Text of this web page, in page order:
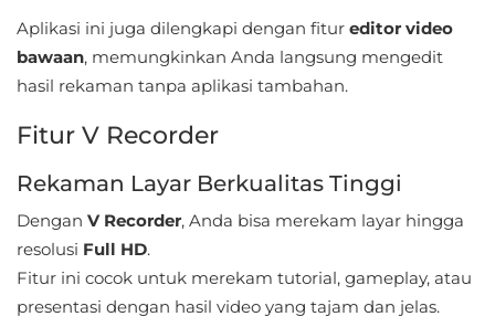
Simulation
Sports
Standalone
Story-
Strategi
Trivia
Aplikasi ini juga dilengkapi dengan fitur editor video
bawaan, memungkinkan Anda langsung mengedit
hasil rekaman tanpa aplikasi tambahan.
Fitur V Recorder
Rekaman Layar Berkualitas Tinggi
Dengan V Recorder, Anda bisa merekam layar hingga
resolusi Full HD.
Fitur ini cocok untuk merekam tutorial, gameplay, atau
presentasi dengan hasil video yang tajam dan jelas.